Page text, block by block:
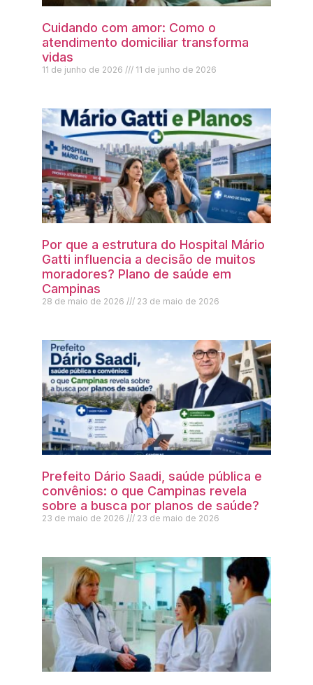
Cuidando com amor: Como o
atendimento domiciliar transforma
vidas
11 de junho de 2026 11 de junho de 2026
Por que a estrutura do Hospital Mário
Gatti influencia a decisão de muitos
moradores? Plano de saúde em
Campinas
28 de maio de 2026 23 de maio de 2026
Prefeito Dário Saadi, saúde pública e
convênios: o que Campinas revela
sobre a busca por planos de saúde?
23 de maio de 2026 23 de maio de 2026